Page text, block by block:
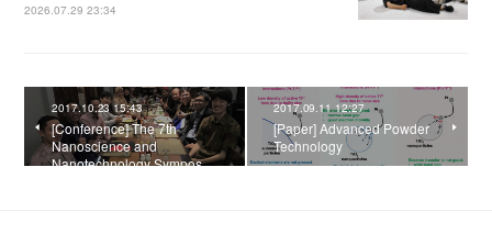
2026.07.29 23:34
2017.10.23 15:43
[Conference] The 7th
Nanoscience and
Nanotechnology Sympos…
2017.09.11 12:27
[Paper] Advanced Powder
Technology